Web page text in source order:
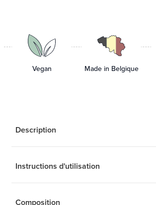
Vegan Made in Belgique
Description
La meilleure
vitamine B9
Instructions d'utilisation
Composition